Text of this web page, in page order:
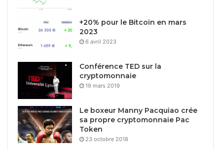
+20% pour le Bitcoin en mars
2023
6 avril 2023
Conférence TED sur la
cryptomonnaie
19 mars 2019
Le boxeur Manny Pacquiao crée
sa propre cryptomonnaie Pac
Token
23 octobre 2018